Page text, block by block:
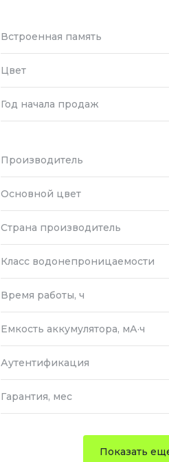
Встроенная память
Цвет
Год начала продаж
Производитель
Основной цвет
Страна производитель
Класс водонепроницаемости
Время работы, ч
Емкость аккумулятора, мА·ч
Аутентификация
Гарантия, мес
Показать